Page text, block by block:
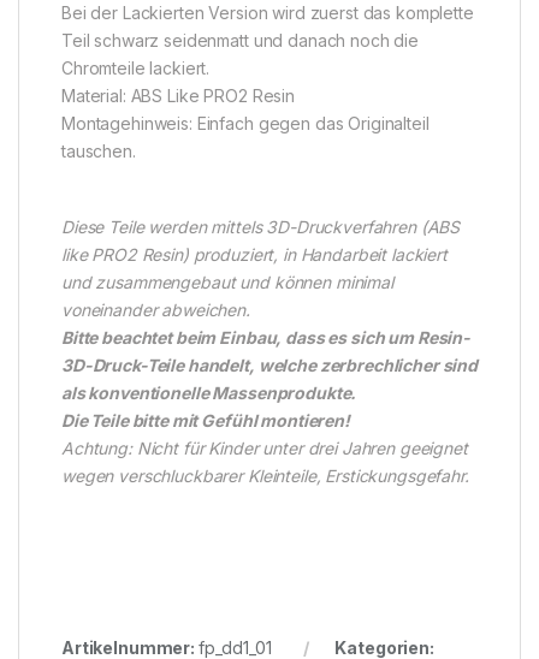
Bei der Lackierten Version wird zuerst das komplette
Teil schwarz seidenmatt und danach noch die
Chromteile lackiert.
Material: ABS Like PRO2 Resin
Montagehinweis: Einfach gegen das Originalteil
tauschen.
Diese Teile werden mittels 3D-Druckverfahren (ABS
like PRO2 Resin) produziert, in Handarbeit lackiert
und zusammengebaut und können minimal
voneinander abweichen.
Bitte beachtet beim Einbau, dass es sich um Resin-
3D-Druck-Teile handelt, welche zerbrechlicher sind
als konventionelle Massenprodukte.
Die Teile bitte mit Gefühl montieren!
Achtung: Nicht für Kinder unter drei Jahren geeignet
wegen verschluckbarer Kleinteile, Erstickungsgefahr.
Artikelnummer: fp_dd1_01
Kategorien: